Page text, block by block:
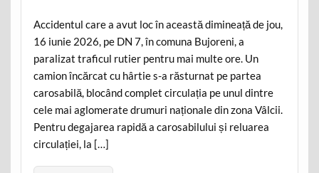
Accidentul care a avut loc în această dimineață de jou,
16 iunie 2026, pe DN 7, în comuna Bujoreni, a
paralizat traficul rutier pentru mai multe ore. Un
camion încărcat cu hârtie s-a răsturnat pe partea
carosabilă, blocând complet circulația pe unul dintre
cele mai aglomerate drumuri naționale din zona Vâlcii.
Pentru degajarea rapidă a carosabilului și reluarea
circulației, la […]